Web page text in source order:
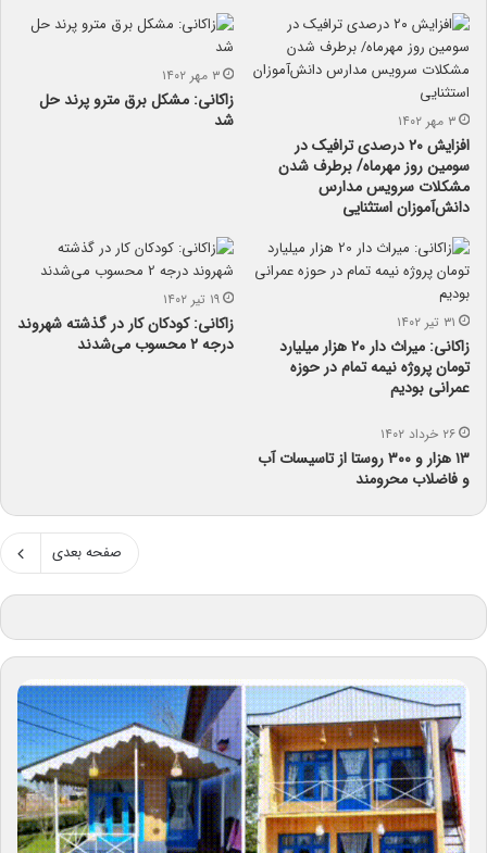
۳ مهر ۱۴۰۲
افزایش ۲۰ درصدی ترافیک در
سومین روز مهرماه/ برطرف شدن
مشکلات سرویس مدارس
دانش‌آموزان استثنایی
۳ مهر ۱۴۰۲
زاکانی: مشکل برق مترو پرند حل
شد
۳۱ تیر ۱۴۰۲
زاکانی: میراث‌ دار ۲۰ هزار میلیارد
تومان پروژه نیمه تمام در حوزه
عمرانی بودیم
۱۹ تیر ۱۴۰۲
زاکانی: کودکان کار در گذشته شهروند
درجه ۲ محسوب می‌شدند
۲۶ خرداد ۱۴۰۲
۱۳ هزار و ۳۰۰ روستا‌ از تاسیسات آب
و فاضلاب محرومند
صفحه بعدی